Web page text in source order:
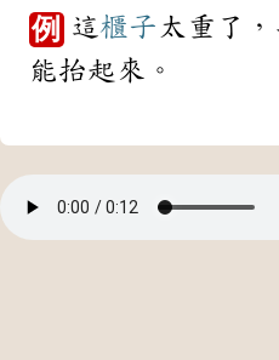
例 這櫃子 太重了
能抬起來。